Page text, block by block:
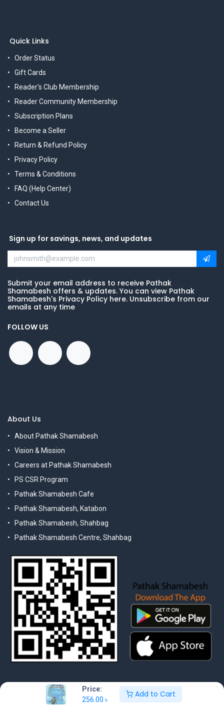
Price:
256.00 ৳
Add to Cart
Quick Links
Order Status
Gift Cards
Reader's Club Membership
Reader Community Membership
Subscription Plans
Become a Seller
Return & Refund Policy
Privacy Policy
Terms & Conditions
FAQ (Help Center)
Contact Us
Sign up for savings, news, and updates
Submit your email address to receive Pathak
Shamabesh offers & updates. You can view Pathak
Shamabesh's Privacy Policy here. Unsubscribe from our
emails at any time
FOLLOW US
About Us
About Pathak Shamabesh
Vision & Mission
Careers at Pathak Shamabesh
PS CSR Program
Pathak Shamabesh Cafe
Pathak Shamabesh, Katabon
Pathak Shamabesh, Shahbag
Pathak Shamabesh Centre, Shahbag
© 2025 Pathak Shamabesh. Developed by Metamorphosis Ltd. |